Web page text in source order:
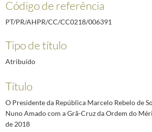
Código de referência
PT/PR/AHPR/CC/CC0218/006391
Tipo de título
Atribuído
Título
O Presidente da República Marcelo Rebelo de
Nuno Amado com a Grã-Cruz da Ordem do
de 2018